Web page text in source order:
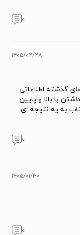
۰
۱۴۰۵/۰۲/۲۸
گذشته اطلاعاتی
با بالا و پایین
به یه نتیجه ای
۰
۱۴۰۵/۰۱/۳۰
۰